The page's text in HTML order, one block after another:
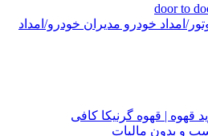
door to
امداد خودرو مدیران خودرو/امداد
قهوه | قهوه گرنیکا کافی
و بدون مالیات